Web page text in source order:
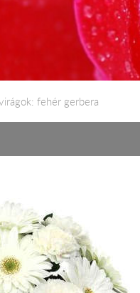
fehér gerbera